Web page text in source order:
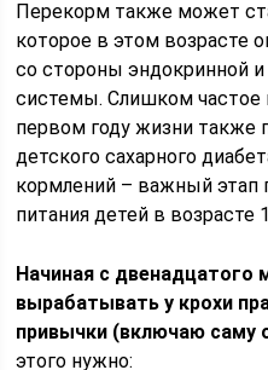
Перекорм также может
которое в этом возрасте
со стороны эндокринной
системы. Слишком частое
первом году жизни также
детского сахарного
кормлений – важный этап
питания детей в возрасте
Начиная с двенадцатого
вырабатывать у крохи
привычки (включаю саму
этого нужно: